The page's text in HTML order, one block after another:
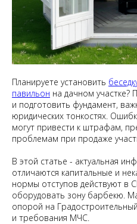
Планируете установить
павильон на дачном
и подготовить фундамент,
юридических тонкостях.
могут привести к штрафам,
проблемам при продаже
В этой статье - актуальная
отличаются капитальные и
нормы отступов действуют в
оборудовать зону барбекю.
опорой на
и требования МЧС.